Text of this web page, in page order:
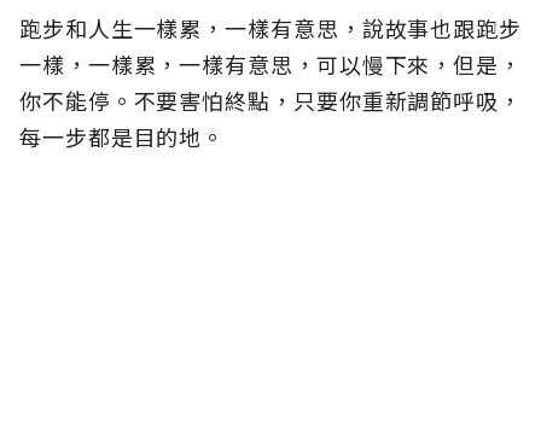
跑步和人生一樣累，一樣有意思，說故事也跟跑步
一樣，一樣累，一樣有意思，可以慢下來，但是，
你不能停。不要害怕終點，只要你重新調節呼吸，
每一步都是目的地。